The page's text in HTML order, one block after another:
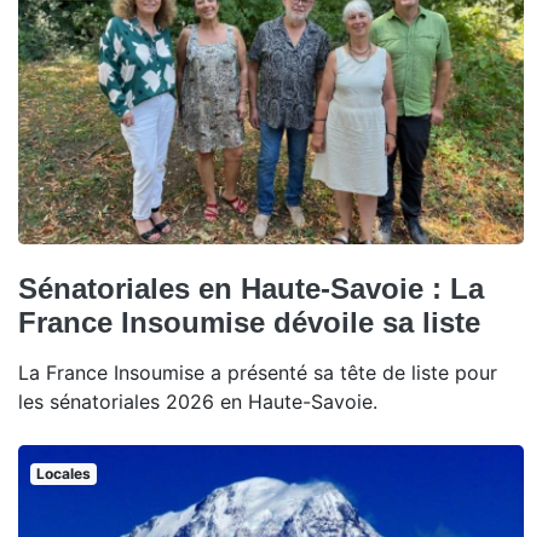
Sénatoriales en Haute-Savoie : La
France Insoumise dévoile sa liste
La France Insoumise a présenté sa tête de liste pour
les sénatoriales 2026 en Haute-Savoie.
Locales